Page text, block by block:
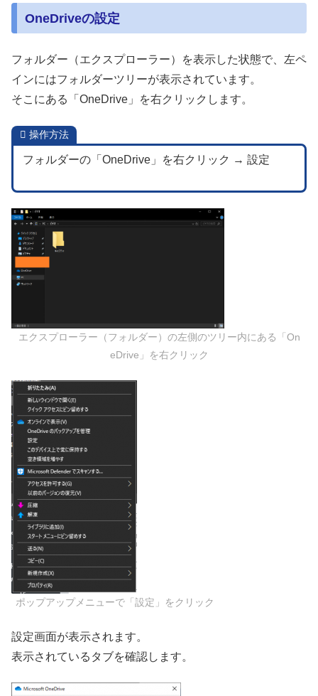
OneDriveの設定
フォルダー（エクスプローラー）を表示した状態で、左ペ
インにはフォルダーツリーが表示されています。
そこにある「OneDrive」を右クリックします。
操作方法
フォルダーの「OneDrive」を右クリック → 設定
エクスプローラー（フォルダー）の左側のツリー内にある「On
eDrive」を右クリック
ポップアップメニューで「設定」をクリック
設定画面が表示されます。
表示されているタブを確認します。